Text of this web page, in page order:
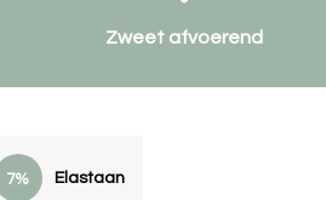
7% Elastaan
Zweet afvoerend